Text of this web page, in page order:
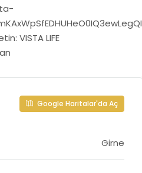
VISTA LIFE
Google Haritalar'da Aç
Girne